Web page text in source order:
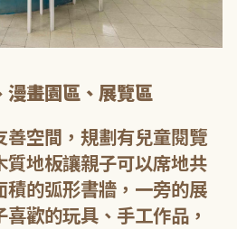
漫畫園區、展覽區
善空間，規劃有兒童閱覽
質地板讓親子可以席地共
積的弧形書牆，一旁的展
歡的玩具、手工作品，